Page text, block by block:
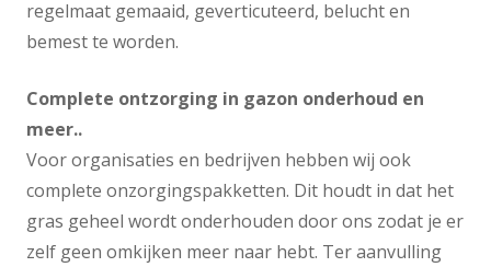
regelmaat gemaaid, geverticuteerd, belucht en
bemest te worden.
Complete ontzorging in gazon onderhoud en
meer..
Voor organisaties en bedrijven hebben wij ook
complete onzorgingspakketten. Dit houdt in dat het
gras geheel wordt onderhouden door ons zodat je er
zelf geen omkijken meer naar hebt. Ter aanvulling